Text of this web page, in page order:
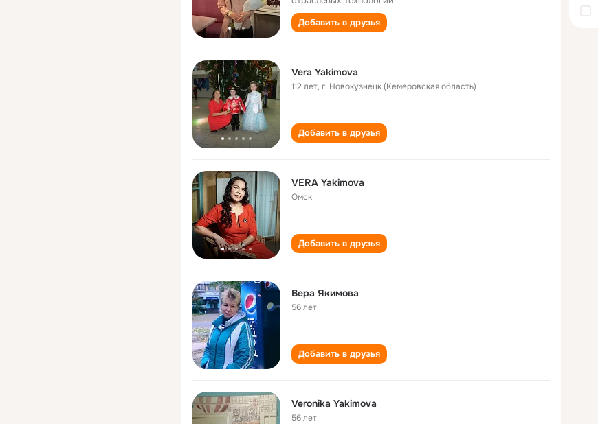
Добавить в друзья
Vera Yakimova
112 лет,г. Новокузнецк (Кемеровская область)
Добавить в друзья
VERA Yakimova
Омск
Добавить в друзья
Вера Якимова
56 лет
Добавить в друзья
Veronika Yakimova
56 лет